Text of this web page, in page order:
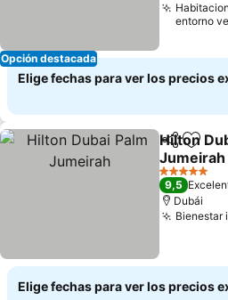
Opción destacada
entorno
Elige fechas para ver los precios
Compartir
Hilton
Jumeirah
5 Estrellas
9,5
Dubái
Bienestar
Elige fechas para ver los precios